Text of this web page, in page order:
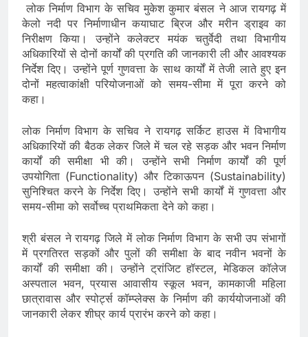
लोक निर्माण विभाग के सचिव मुकेश कुमार बंसल ने आज रायगढ़ में
केलो नदी पर निर्माणाधीन कयाघाट ब्रिज और मरीन ड्राइव का
निरीक्षण किया। उन्होंने कलेक्टर मयंक चतुर्वेदी तथा विभागीय
अधिकारियों से दोनों कार्यों की प्रगति की जानकारी ली और आवश्यक
निर्देश दिए। उन्होंने पूर्ण गुणवत्ता के साथ कार्यों में तेजी लाते हुए इन
दोनों महत्वाकांक्षी परियोजनाओं को समय-सीमा में पूरा करने को
कहा।
लोक निर्माण विभाग के सचिव ने रायगढ़ सर्किट हाउस में विभागीय
अधिकारियों की बैठक लेकर जिले में चल रहे सड़क और भवन निर्माण
कार्यों की समीक्षा भी की। उन्होंने सभी निर्माण कार्यों की पूर्ण
उपयोगिता (Functionality) और टिकाऊपन (Sustainability)
सुनिश्चित करने के निर्देश दिए। उन्होंने सभी कार्यों में गुणवत्ता और
समय-सीमा को सर्वोच्च प्राथमिकता देने को कहा।
श्री बंसल ने रायगढ़ जिले में लोक निर्माण विभाग के सभी उप संभागों
में प्रगतिरत सड़कों और पुलों की समीक्षा के बाद नवीन भवनों के
कार्यों की समीक्षा की। उन्होंने ट्रांजिट हॉस्टल, मेडिकल कॉलेज
अस्पताल भवन, प्रयास आवासीय स्कूल भवन, कामकाजी महिला
छात्रावास और स्पोर्ट्स कॉम्प्लेक्स के निर्माण की कार्ययोजनाओं की
जानकारी लेकर शीघ्र कार्य प्रारंभ करने को कहा।